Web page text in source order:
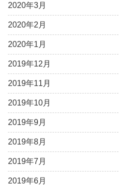
2020年3月
2020年2月
2020年1月
2019年12月
2019年11月
2019年10月
2019年9月
2019年8月
2019年7月
2019年6月